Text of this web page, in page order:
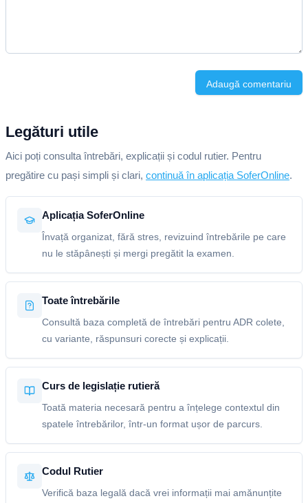
Adaugă comentariu
Legături utile
Aici poți consulta întrebări, explicații și codul rutier. Pentru
pregătire cu pași simpli și clari, continuă în aplicația SoferOnline.
Aplicația SoferOnline
Învață organizat, fără stres, revizuind întrebările pe care
nu le stăpânești și mergi pregătit la examen.
Toate întrebările
Consultă baza completă de întrebări pentru ADR colete,
cu variante, răspunsuri corecte și explicații.
Curs de legislație rutieră
Toată materia necesară pentru a înțelege contextul din
spatele întrebărilor, într-un format ușor de parcurs.
Codul Rutier
Verifică baza legală dacă vrei informații mai amănunțite